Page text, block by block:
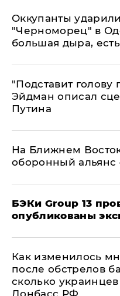
Оккупанты
"Черноморец" в
большая дыра,
​"Подставит голову
Эйдман описал
Путина
На Ближнем
оборонный альянс
​БЭКи Group 13
опубликованы
Как изменилось
после обстрелов
сколько украинцев
Донбасс РФ